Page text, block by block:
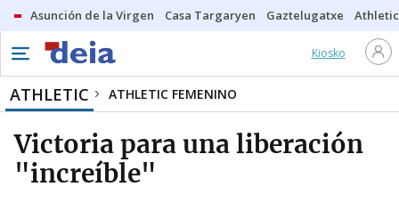
Asunción de la Virgen Casa Targaryen Gaztelugatxe Athletic
Kiosko
ATHLETIC ATHLETIC FEMENINO
Victoria para una liberación
"increíble"